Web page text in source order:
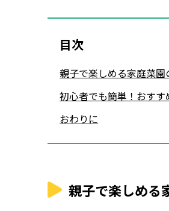
目次
親子で楽しめる家庭菜園
初心者でも簡単！おすす
おわりに
親子で楽しめる